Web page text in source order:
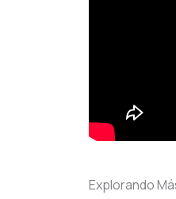
Explorando